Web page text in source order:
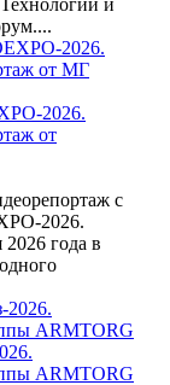
2026.
от
с
2026.
года в
ARMTORG